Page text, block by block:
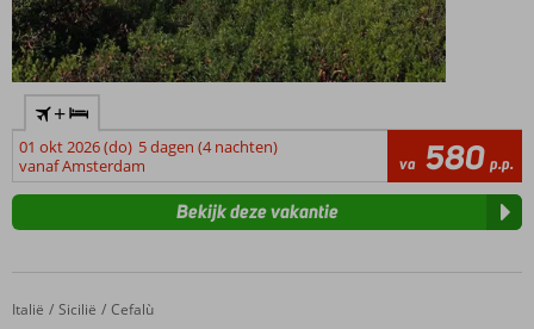
+
01 okt 2026 (do) 5 dagen (4 nachten)
vanaf Amsterdam
va 580 p.p.
Bekijk deze vakantie
Home
Italië Sicilië Cefalù
Baia del Capitano